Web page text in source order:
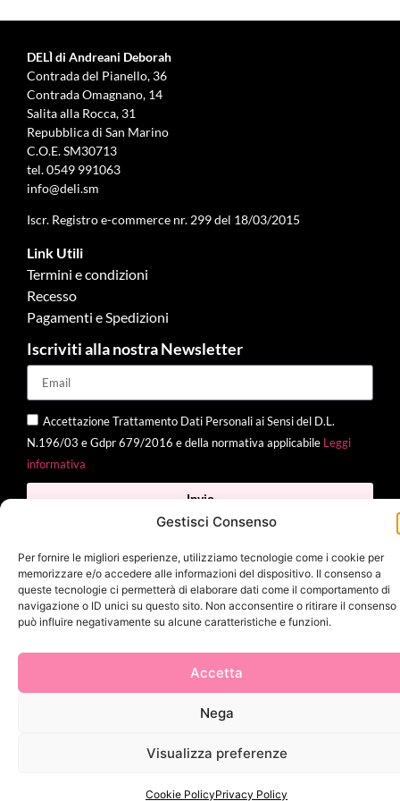
Gestisci Consenso
Per fornire le migliori esperienze, utilizziamo tecnologie come i cookie per
memorizzare e/o accedere alle informazioni del dispositivo. Il consenso a
queste tecnologie ci permetterà di elaborare dati come il comportamento di
navigazione o ID unici su questo sito. Non acconsentire o ritirare il consenso
può influire negativamente su alcune caratteristiche e funzioni.
Accetta
Nega
Visualizza preferenze
Cookie PolicyPrivacy Policy
DELÌ di Andreani Deborah
Contrada del Pianello, 36
Contrada Omagnano, 14
Salita alla Rocca, 31
Repubblica di San Marino
C.O.E. SM30713
tel.0549 991063
info@deli.sm
Iscr. Registro e-commerce nr. 299 del 18/03/2015
Link Utili
Termini e condizioni
Recesso
Pagamenti e Spedizioni
Iscriviti alla nostra Newsletter
Accettazione Trattamento Dati Personali ai Sensi del D.L.
N.196/03 e Gdpr 679/2016 e della normativa applicabile Leggi
informativa
Invia
2025 Delì |Privacy Policy|Cookie Policy| Made with byJenny
Mina